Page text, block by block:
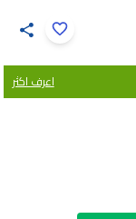
1
/
33
اعرف اكثر